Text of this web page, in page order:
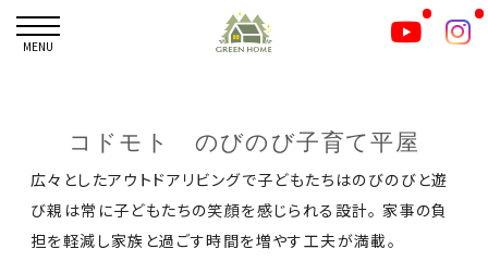
MENU
コドモト のびのび子育て平屋
広々としたアウトドアリビングで子どもたちはのびのびと遊
び親は常に子どもたちの笑顔を感じられる設計。 家事の負
担を軽減し家族と過ごす時間を増やす工夫が満載。